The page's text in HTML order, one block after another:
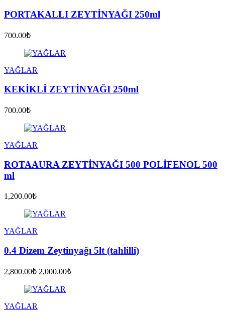
PORTAKALLI ZEYTİNYAĞI 250ml
700.00₺
YAĞLAR
KEKİKLİ ZEYTİNYAĞI 250ml
700.00₺
YAĞLAR
ROTAAURA ZEYTİNYAĞI 500 POLİFENOL 500
ml
1,200.00₺
YAĞLAR
0.4 Dizem Zeytinyağı 5lt (tahlilli)
2,800.00₺ 2,000.00₺
YAĞLAR